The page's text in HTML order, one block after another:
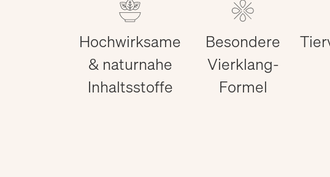
Hochwirksame
& naturnahe
Inhaltsstoffe
Besondere
Vierklang-
Formel